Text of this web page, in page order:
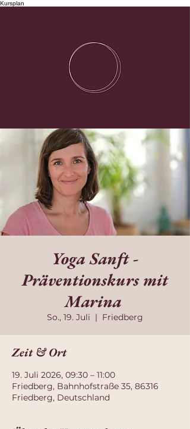
Kursplan
Yoga Sanft -
Präventionskurs mit
Marina
So., 19. Juli
  |
Friedberg
Zeit & Ort
19. Juli 2026, 09:30 – 11:00
Friedberg, Bahnhofstraße 35, 86316
Friedberg, Deutschland